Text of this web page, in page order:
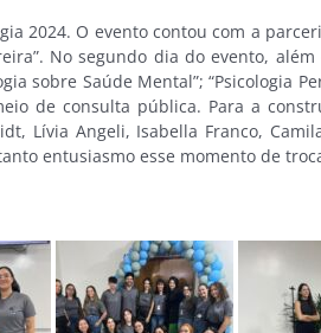
2024. O evento contou com a
No segundo dia do evento,
sobre Saúde Mental”; “Psicologia
de consulta pública. Para a
Lívia Angeli, Isabella Franco,
entusiasmo esse momento de